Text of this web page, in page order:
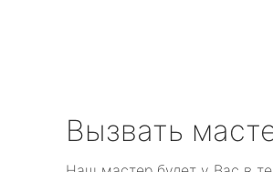
Вызвать